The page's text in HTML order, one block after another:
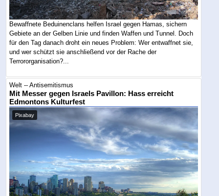
Bewaffnete Beduinenclans helfen Israel gegen Hamas, sichern
Gebiete an der Gelben Linie und finden Waffen und Tunnel. Doch
für den Tag danach droht ein neues Problem: Wer entwaffnet sie,
und wer schützt sie anschließend vor der Rache der
Terrororganisation?...
Welt -- Antisemitismus
Mit Messer gegen Israels Pavillon: Hass erreicht
Edmontons Kulturfest
Pixabay